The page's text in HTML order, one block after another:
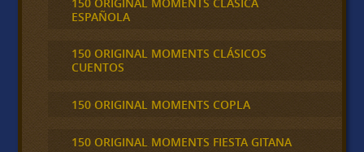
ESPAÑOLA
150 ORIGINAL MOMENTS CLÁSICOS
CUENTOS
150 ORIGINAL MOMENTS COPLA
150 ORIGINAL MOMENTS FIESTA GITANA